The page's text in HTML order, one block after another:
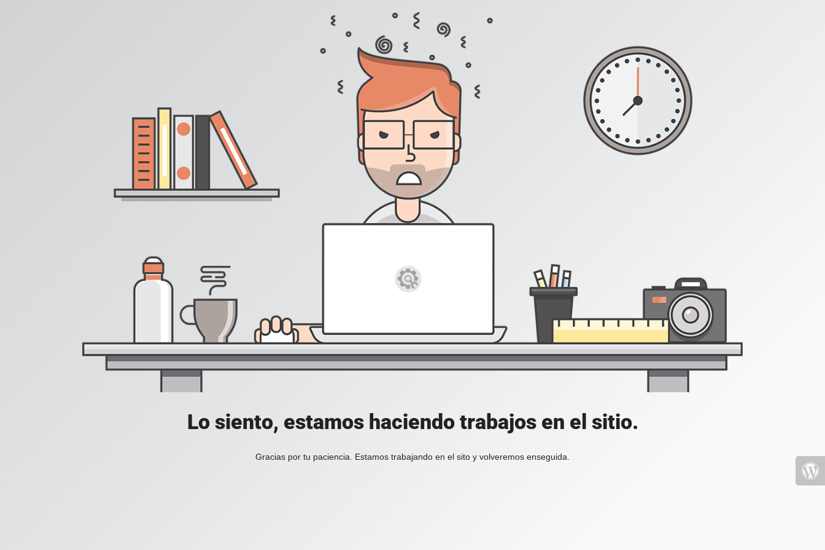
Lo siento, estamos haciendo trabajos en el sitio.
Gracias por tu paciencia. Estamos trabajando en el sito y volveremos enseguida.